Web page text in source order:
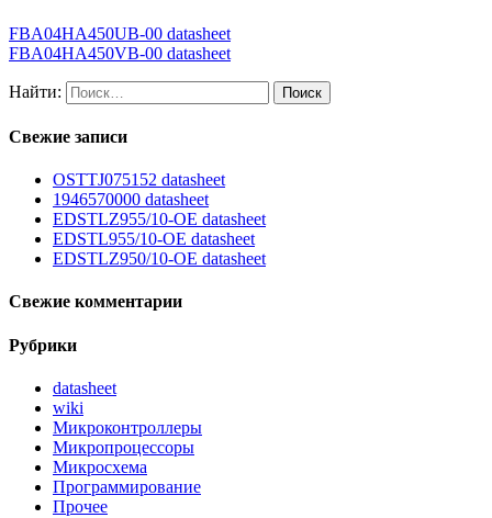
FBA04HA450UB-00 datasheet
FBA04HA450VB-00 datasheet
Найти:
Свежие записи
OSTTJ075152 datasheet
1946570000 datasheet
EDSTLZ955/10-OE datasheet
EDSTL955/10-OE datasheet
EDSTLZ950/10-OE datasheet
Свежие комментарии
Рубрики
datasheet
wiki
Микроконтроллеры
Микропроцессоры
Микросхема
Программирование
Прочее